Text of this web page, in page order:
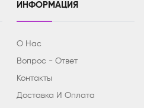
ИНФОРМАЦИЯ
О Нас
Вопрос - Ответ
Контакты
Доставка И Оплата